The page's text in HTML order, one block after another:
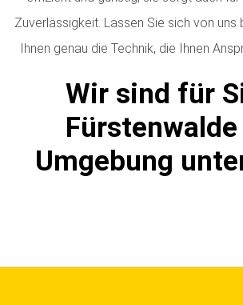
Zuverlässigkeit. Lassen Sie sich von uns
Ihnen genau die Technik, die Ihnen
Wir sind für
Umgebung